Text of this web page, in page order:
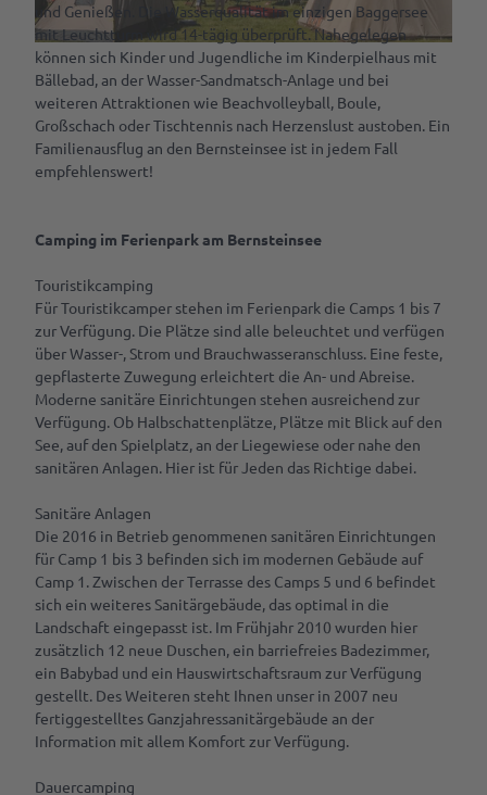
Mit
dem
Rad
fahren
Spazieren
gehen
Schaukel
was
mit
dem
Hund
Parks
&
Gärten
Spezialitäten
Cafés &
Restaurants
Rezept für
Amalies
Seufzerkuchen
Ammerländer
Spezialitäten
Service
Deine
Tourist-
Info
RastedeGutschein
Tagen
&
Feiern
B2B | Event-
© Ferienpark am Bernsteinsee | CC-BY
und Genießen. Die Wasserqualität im einzigen Baggersee
mit Leuchtturm wird 14-tägig überprüft. Nahegelegen
können sich Kinder und Jugendliche im Kinderpielhaus mit
Bällebad, an der Wasser-Sandmatsch-Anlage und bei
weiteren Attraktionen wie Beachvolleyball, Boule,
Großschach oder Tischtennis nach Herzenslust austoben. Ein
Familienausflug an den Bernsteinsee ist in jedem Fall
empfehlenswert!
Camping im Ferienpark am Bernsteinsee
Touristikcamping
Für Touristikcamper stehen im Ferienpark die Camps 1 bis 7
zur Verfügung. Die Plätze sind alle beleuchtet und verfügen
über Wasser-, Strom und Brauchwasseranschluss. Eine feste,
gepflasterte Zuwegung erleichtert die An- und Abreise.
Moderne sanitäre Einrichtungen stehen ausreichend zur
Verfügung. Ob Halbschattenplätze, Plätze mit Blick auf den
See, auf den Spielplatz, an der Liegewiese oder nahe den
sanitären Anlagen. Hier ist für Jeden das Richtige dabei.
Sanitäre Anlagen
Die 2016 in Betrieb genommenen sanitären Einrichtungen
für Camp 1 bis 3 befinden sich im modernen Gebäude auf
Camp 1. Zwischen der Terrasse des Camps 5 und 6 befindet
sich ein weiteres Sanitärgebäude, das optimal in die
Landschaft eingepasst ist. Im Frühjahr 2010 wurden hier
zusätzlich 12 neue Duschen, ein barriefreies Badezimmer,
ein Babybad und ein Hauswirtschaftsraum zur Verfügung
gestellt. Des Weiteren steht Ihnen unser in 2007 neu
fertiggestelltes Ganzjahressanitärgebäude an der
Information mit allem Komfort zur Verfügung.
Dauercamping